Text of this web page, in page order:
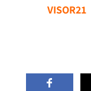
VISOR21